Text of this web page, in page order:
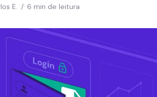
E. / 6 min de leitura